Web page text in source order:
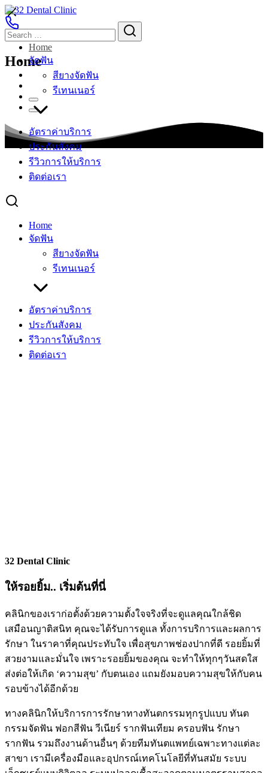
Skip
to
content
Home
จัดฟัน
สียางจัดฟัน
รีเทนเนอร์
อัตราค่าบริการ
ประกันสังคม
รีวิวการให้บริการ
ติดต่อเรา
Home
จัดฟัน
สียางจัดฟัน
รีเทนเนอร์
อัตราค่าบริการ
ประกันสังคม
รีวิวการให้บริการ
ติดต่อเรา
Search
for:
Home
32 Dental Clinic
ให้รอยยิ้ม.. เริ่มต้นที่นี่
คลินิกของเราก่อตั้งด้วยความตั้งใจจริงที่จะดูแลคุณใกล้ชิด
เสมือนญาติสนิท คุณจะได้รับการดูแล ทั้งการบริการและผลการ
รักษา ในราคาที่คุณประทับใจ เพื่อสุขภาพช่องปากที่ดี รอยยิ้มที่
สวยงามและมั่นใจ เพราะรอยยิ้มของคุณ จะทำให้ทุกๆวันสดใส
ส่งต่อให้เกิด ‘ความสุข’ กับตนเอง แถมยังมอบความสุขให้กับคน
รอบข้างได้อีกด้วย
ทางคลินิกให้บริการการรักษาทางทันตกรรมทุกรูปแบบ ทันต
กรรมจัดฟัน ฟอกสีฟัน วีเนียร์ รากฟันเทียม ครอบฟัน รักษา
รากฟัน รวมถึงงานด้านอื่นๆ ด้วยทีมทันตแพทย์เฉพาะทางแต่ละ
สาขา เรามีเครื่องมือและอุปกรณ์เทคโนโลยีที่ทันสมัย ระบบ